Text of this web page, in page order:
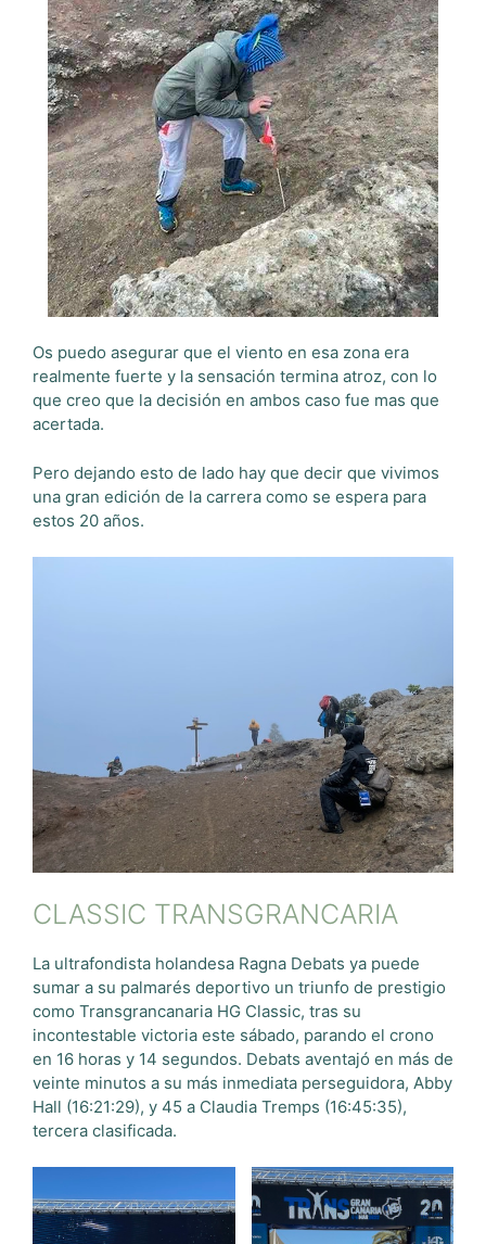
Os puedo asegurar que el viento en esa zona era
realmente fuerte y la sensación termina atroz, con lo
que creo que la decisión en ambos caso fue mas que
acertada.
Pero dejando esto de lado hay que decir que vivimos
una gran edición de la carrera como se espera para
estos 20 años.
CLASSIC TRANSGRANCARIA
La ultrafondista holandesa Ragna Debats ya puede
sumar a su palmarés deportivo un triunfo de prestigio
como Transgrancanaria HG Classic, tras su
incontestable victoria este sábado, parando el crono
en 16 horas y 14 segundos. Debats aventajó en más de
veinte minutos a su más inmediata perseguidora, Abby
Hall (16:21:29), y 45 a Claudia Tremps (16:45:35),
tercera clasificada.